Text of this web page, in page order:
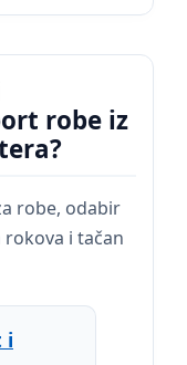
robe iz
robe, odabir
i tačan
i